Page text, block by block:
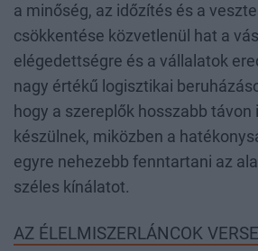
a minőség, az időzítés és a
csökkentése közvetlenül hat a
elégedettségre és a vállalatok
nagy értékű logisztikai
hogy a szereplők hosszabb távon
készülnek, miközben a
egyre nehezebb fenntartani az
széles kínálatot.
AZ ÉLELMISZERLÁNCOK